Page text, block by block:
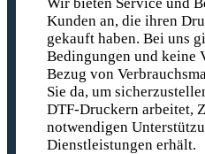
Kunden an, die ihren
gekauft haben. Bei uns
Bedingungen und keine
Bezug von
Sie da, um
DTF-Druckern arbeitet,
notwendigen
Dienstleistungen erhält.